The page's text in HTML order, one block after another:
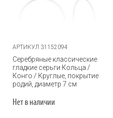
АРТИКУЛ 31152094
Серебряные классические
гладкие серьги Кольца /
Конго / Круглые, покрытие
родий, диаметр 7 см
Нет в наличии